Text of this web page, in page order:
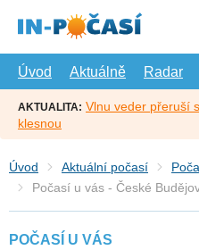
hlavní
Úvod
Aktuálně Radar
AKTUALITA: Vlnu veder přeruší
klesnou
Úvod Aktuální počasí
Počasí u vás - České
POČASÍ U VÁS